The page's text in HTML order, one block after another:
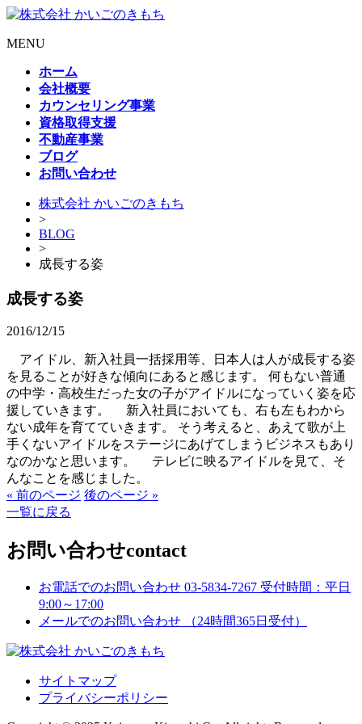
MENU
ホーム
会社概要
カウンセリング事業
資格取得支援
不動産事業
ブログ
お問い合わせ
株式会社 かいごのきもち
>
BLOG
>
成長する姿
成長する姿
2016/12/15
アイドル、新入社員一括採用等、日本人は人が成長する姿
を見ることが好きな傾向にあると感じます。 何もない普通
の中学・高校生だった女の子がアイドルになっていく姿を応
援していきます。 新入社員においても、右も左もわから
ない成年を育てていきます。 そう考えると、あえて歌が上
手くないアイドルをステージにあげてしまうビジネスもあり
なのかなと思います。 テレビに映るアイドルを見て、そ
んなことを感じました。
« 前のページ 後のページ »
一覧に戻る
お問い合わせcontact
お電話でのお問い合わせ 03-5834-7267 受付時間：平日
9:00～17:00
メールでのお問い合わせ
（24時間365日受付）
サイトマップ
プライバシーポリシー